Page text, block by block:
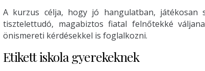
A kurzus célja, hogy jó hangulatban, játékosan
tisztelettudó, magabiztos fiatal felnőtekké
önismereti kérdésekkel is foglalkozni.
Etikett iskola gyerekeknek